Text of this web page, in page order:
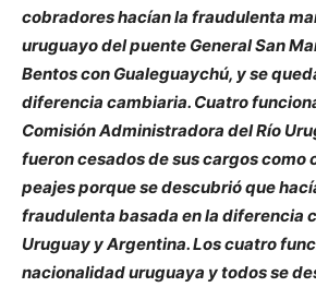
cobradores hacían la fraudulenta
uruguayo del puente General San
Bentos con Gualeguaychú, y se
diferencia cambiaria. Cuatro
Comisión Administradora del Río
fueron cesados de sus cargos como
peajes porque se descubrió que
fraudulenta basada en la diferencia
Uruguay y Argentina. Los cuatro
nacionalidad uruguaya y todos se